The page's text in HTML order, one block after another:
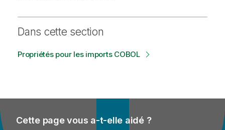
Dans cette section
Propriétés pour les imports COBOL
Cette page vous a-t-elle aidé ?